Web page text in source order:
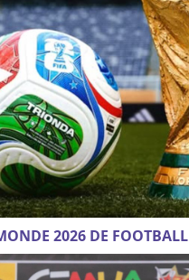
2026 DE FOOTBALL